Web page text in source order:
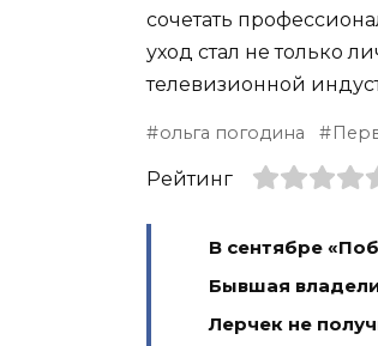
сочетать
уход стал не только
телевизионной
ольга погодина
Рейтинг
В сентябре
Бывшая
Лерчек не